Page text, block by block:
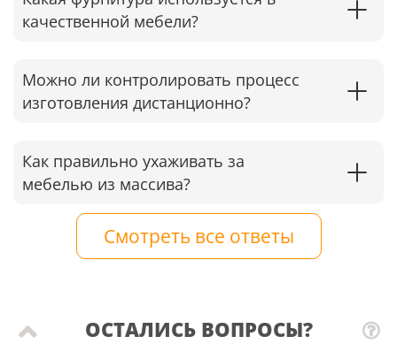
качественной мебели?
Можно ли контролировать процесс
изготовления дистанционно?
Как правильно ухаживать за
мебелью из массива?
Смотреть все ответы
ОСТАЛИСЬ ВОПРОСЫ?